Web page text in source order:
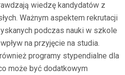
wiedzę kandydatów z
Ważnym aspektem rekrutacji
podczas nauki w szkole
na przyjęcie na studia.
programy stypendialne dla
może być dodatkowym